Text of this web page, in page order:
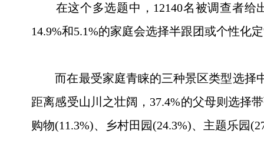
在这个多选题中，12140名被调查者给
14.9%和5.1%的家庭会选择半跟团或个性化
而在最受家庭青睐的三种景区类型选择中
距离感受山川之壮阔，37.4%的父母则选择
购物(11.3%)、乡村田园(24.3%)、主题乐园